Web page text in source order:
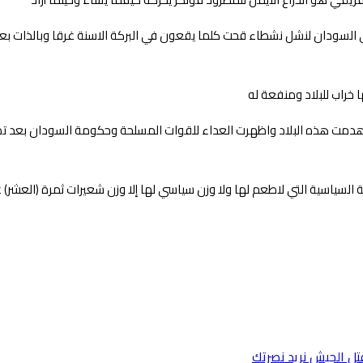
السودان لنشل نشطاء قحت كلما يقعون في البركة الاسنة غرقا
للبلاد ومنفعة له
هذه البلاد واظهرت العداء للقوات المسلحة وحكومة السودان بعد
التي لاطعم لها ولا وزن سياسي لها إلا وزن شعيرات ثمرة